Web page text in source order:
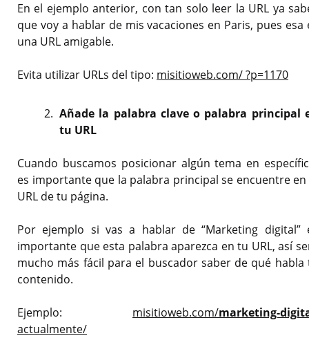
En el ejemplo anterior, con tan solo leer la URL ya
que voy a hablar de mis vacaciones en Paris, pues esa
una URL amigable.
Evita utilizar URLs del tipo: misitioweb.com/ ?p=1170
Añade la palabra clave o palabra principal
tu URL
Cuando buscamos posicionar algún tema en
es importante que la palabra principal se encuentre en
URL de tu página.
Por ejemplo si vas a hablar de “Marketing digital”
importante que esta palabra aparezca en tu URL, así
mucho más fácil para el buscador saber de qué habla
contenido.
Ejemplo: misitioweb.com/marketing-
actualmente/